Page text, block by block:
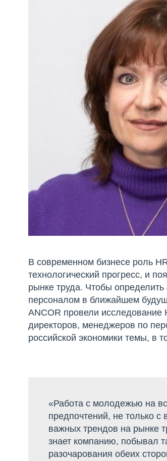
В современном бизнесе роль
технологический прогресс, и
рынке труда. Чтобы
персоналом в ближайшем
ANCOR провели исследование
директоров, менеджеров по
российской экономики темы, в
«Работа с молодежью на
предпочтений, не только
важных трендов на рынке
знает компанию, побывал
разочарования обеих